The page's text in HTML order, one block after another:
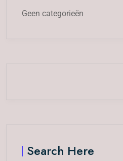
Geen categorieën
Search Here